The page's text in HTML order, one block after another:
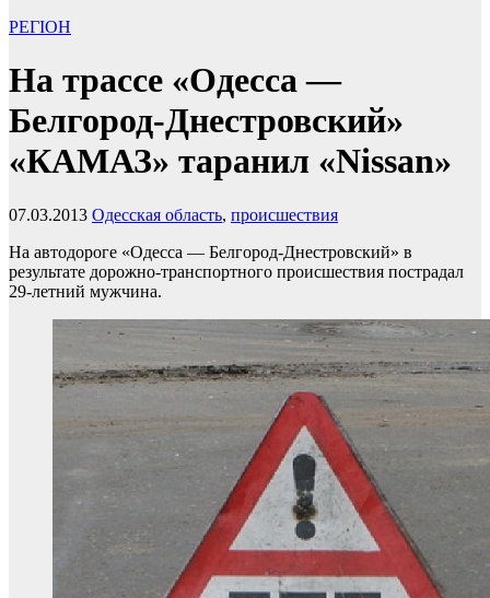
РЕГІОН
На трассе «Одесса —
Белгород-Днестровский»
«КАМАЗ» таранил «Nissan»
07.03.2013 Одесская область, происшествия
На автодороге «Одесса — Белгород-Днестровский» в
результате дорожно-транспортного происшествия пострадал
29-летний мужчина.